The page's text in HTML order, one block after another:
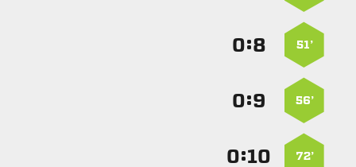
51’
:
56’
:
72’
: